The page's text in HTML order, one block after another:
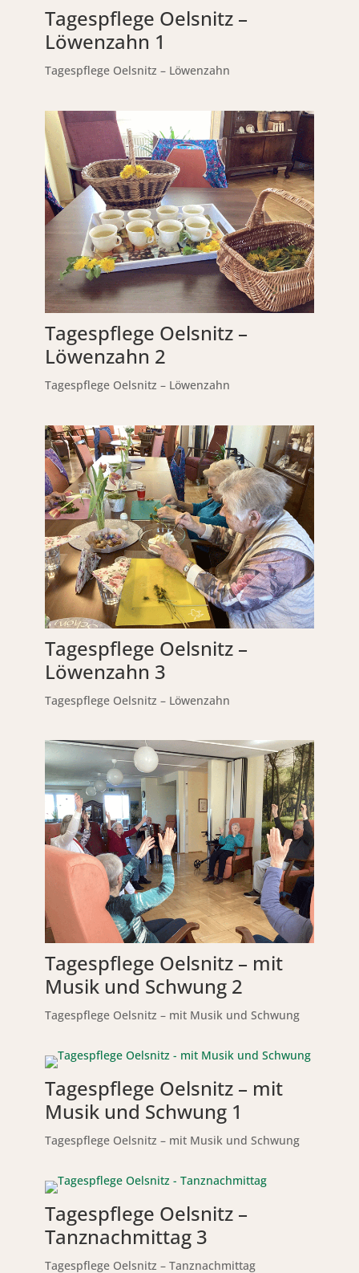
Tagespflege Oelsnitz –
Löwenzahn 1
Tagespflege Oelsnitz – Löwenzahn
Tagespflege Oelsnitz –
Löwenzahn 2
Tagespflege Oelsnitz – Löwenzahn
Tagespflege Oelsnitz –
Löwenzahn 3
Tagespflege Oelsnitz – Löwenzahn
Tagespflege Oelsnitz – mit
Musik und Schwung 2
Tagespflege Oelsnitz – mit Musik und Schwung
Tagespflege Oelsnitz – mit
Musik und Schwung 1
Tagespflege Oelsnitz – mit Musik und Schwung
Tagespflege Oelsnitz –
Tanznachmittag 3
Tagespflege Oelsnitz – Tanznachmittag